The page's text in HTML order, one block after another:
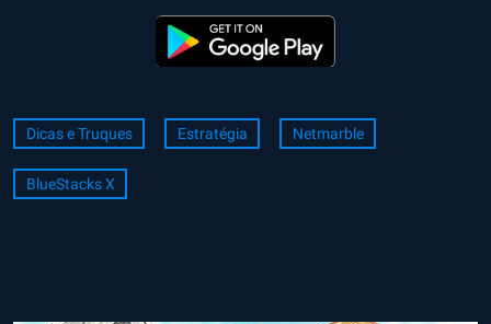
Dicas e Truques Estratégia Netmarble
BlueStacks X